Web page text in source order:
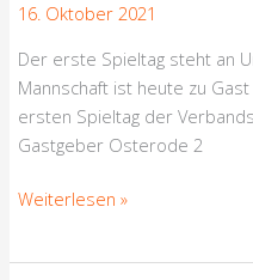
16. Oktober 2021
Der erste Spieltag steht an
Mannschaft ist heute zu
ersten Spieltag der
Gastgeber Osterode 2
Weiterlesen »